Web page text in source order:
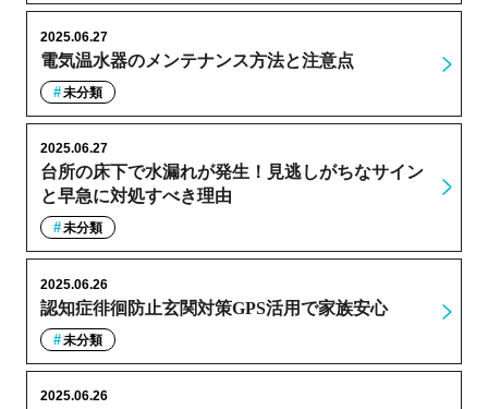
電気温水器のメンテナンス方法と注意点
2025.06.27
未分類
台所の床下で水漏れが発生！見逃しがちなサイン
と早急に対処すべき理由
2025.06.27
未分類
認知症徘徊防止玄関対策GPS活用で家族安心
2025.06.26
未分類
2025.06.26